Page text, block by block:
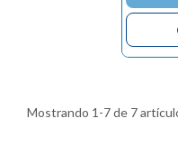
Mostrando 1-7 de 7